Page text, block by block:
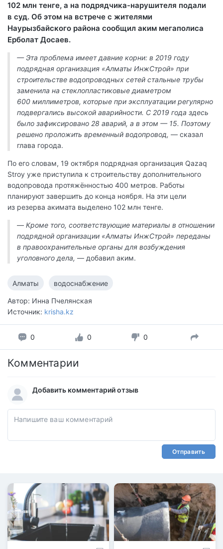
102 млн тенге, а на подрядчика-нарушителя подали
в суд. Об этом на встрече с жителями
Наурызбайского района сообщил аким мегаполиса
Ерболат Досаев.
— Эта проблема имеет давние корни: в 2019 году
подрядная организация «Алматы ИнжСтрой» при
строительстве водопроводных сетей стальные трубы
заменила на стеклопластиковые диаметром
600 миллиметров, которые при эксплуатации регулярно
подвергались высокой аварийности. С 2019 года здесь
было зафиксировано 28 аварий, а в этом — 15. Поэтому
решено проложить временный водопровод, — сказал
глава города.
По его словам, 19 октября подрядная организация Qazaq
Stroy уже приступила к строительству дополнительного
водопровода протяжённостью 400 метров. Работы
планируют завершить до конца ноября. На эти цели
из резерва акимата выделено 102 млн тенге.
— Кроме того, соответствующие материалы в отношении
подрядной организации «Алматы ИнжСтрой» переданы
в правоохранительные органы для возбуждения
уголовного дела, — добавил аким.
Алматы водоснабжение
Автор: Инна Пчелянская
Источник: krisha.kz
0 0 0
Комментарии
Добавить комментарий отзыв
Отправить